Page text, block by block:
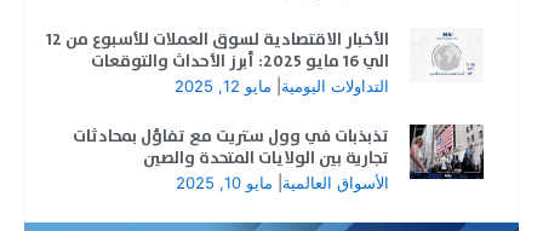
الأخبار الاقتصادية لسوق العملات للأسبوع من 12
الي 16 مايو 2025: أبرز الأحداث والتوقعات
التداولات اليومية مايو 12, 2025
تذبذبات في وول ستريت مع تفاؤل بمحادثات
تجارية بين الولايات المتحدة والصين
الأسواق العالمية مايو 10, 2025